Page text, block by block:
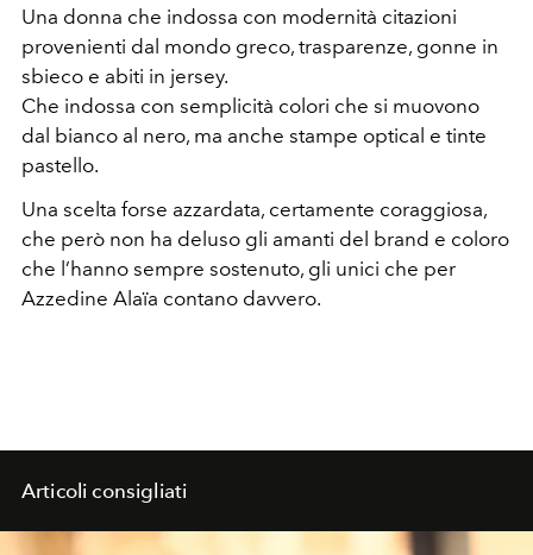
Una donna che indossa con modernità citazioni
provenienti dal mondo greco, trasparenze, gonne in
sbieco e abiti in jersey.
Che indossa con semplicità colori che si muovono
dal bianco al nero, ma anche stampe optical e tinte
pastello.
Una scelta forse azzardata, certamente coraggiosa,
che però non ha deluso gli amanti del brand e coloro
che l’hanno sempre sostenuto, gli unici che per
Azzedine Alaïa contano davvero.
Articoli consigliati